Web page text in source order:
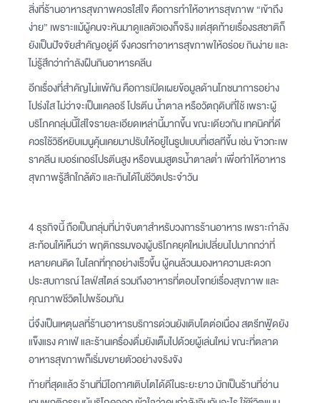
สิ่งที่ร้านอาหารสุขภาพควรใส่ใจ คือการทำให้อาหารสุขภาพ “เข้าถึง
ง่าย” เพราะแม้ผู้คนจะหันมาดูแลตัวเองก็จริง แต่สุดท้ายเรื่องรสชาติก็
ยังเป็นปัจจัยสำคัญอยู่ดี จึงควรทำอาหารสุขภาพให้อร่อย กินง่าย และ
ไม่รู้สึกว่ากำลังฝืนกินอาหารคลีน
อีกเรื่องที่สำคัญไม่แพ้กัน คือการเปิดเผยข้อมูลด้านโภชนาการอย่าง
โปร่งใส ไม่ว่าจะเป็นแคลอรี โปรตีน น้ำตาล หรือวัตถุดิบที่ใช้ เพราะผู้
บริโภคกลุ่มนี้ใส่ใจรายละเอียดเหล่านี้มากขึ้น ขณะเดียวกัน เทคนิคที่ดี
ควรใช้วิธีหยิบเมนูคุ้นเคยมาปรับให้อยู่ในรูปแบบที่เฮลทีขึ้น เช่น ข้าวกะเพ
ราคลีน เบอร์เกอร์โปรตีนสูง หรือขนมสูตรน้ำตาลต่ำ เพื่อทำให้อาหาร
สุขภาพรู้สึกใกล้ตัว และกินได้ในชีวิตประจำวัน
4 ธุรกิจนี้ ถือเป็นกลุ่มที่น่าจับตาสำหรับวงการร้านอาหาร เพราะกำลัง
สะท้อนให้เห็นว่า พฤติกรรมของผู้บริโภคยุคใหม่เปลี่ยนไปมากกว่าที่
หลายคนคิด ในโลกที่ทุกอย่างเร็วขึ้น ผู้คนล้วนมองหาความสะดวก
ประสบการณ์ ไลฟ์สไตล์ รวมถึงอาหารที่ตอบโจทย์เรื่องสุขภาพ และ
คุณภาพชีวิตไปพร้อมกัน
นี่จึงเป็นเหตุผลที่ร้านอาหารบริการด่วนยังเติบโตต่อเนื่อง สตรีทฟู้ดยัง
แข็งแรง คาเฟ่ และร้านเครื่องดื่มยังเต็มไปด้วยผู้เล่นใหม่ ขณะที่ตลาด
อาหารสุขภาพก็เริ่มขยายตัวอย่างจริงจัง
ท้ายที่สุดแล้ว ร้านที่มีโอกาศเติบโตได้ดีในระยะยาว มักเป็นร้านที่อ่าน